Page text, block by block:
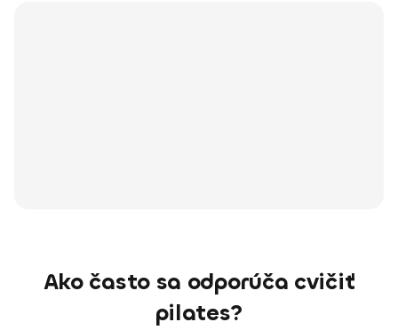
Ako často sa odporúča cvičiť
pilates?